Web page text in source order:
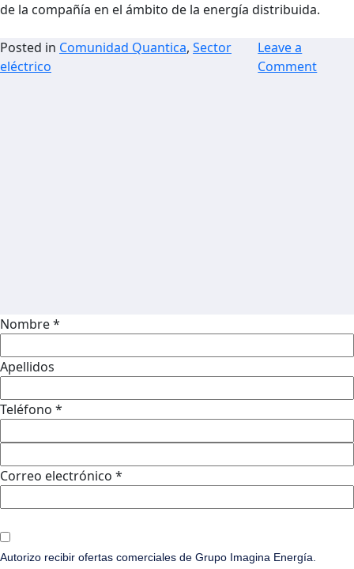
de la compañía en el ámbito de la energía distribuida.
Posted in Comunidad Quantica, Sector
eléctrico
Leave a
Comment
Nombre *
Apellidos
Teléfono *
Correo electrónico *
Autorizo recibir ofertas comerciales de Grupo Imagina Energía.